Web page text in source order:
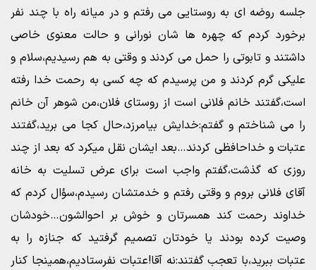
جلسه روضه ای به روستایی می رفتم و در میانه راه با چند نفر
برخورد کردم که چهره ها شان نورانی و حالت معنوی خاصی
داشتند و تابوتی را حمل می کردند و وقتی به هم رسیدیم،سلام و
علیکی گرم کردند و من پرسیدم که چه کسی به رحمت خدا رفته
است،گفتند خانم فلانی است از روستای فلان،من شوهر آن خانم
را می شناختم و گفتم:خدایش بیامرزد،حال کجا می برید،گفتند
عتبات و خداحافظی کردند…بعد ایشان نقل میکرد که بعد از چند
روزی که گذشت،گفتم واجب است برای عرض تسلیت به خانه
آقای فلانی بروم و وقتی رفتم و خدمتشان رسیدم،سؤال کردم که
خداوند رحمت کند همسرتان و خوش بر احوالشون…خودشان
وصیت کرده بودند یا خودتان تصمیم گرفتید که جنازه را به
عتبات ببرید،با تعجب گفتند:نه آقا!عتبات نفرستادیم،همینجا کنار